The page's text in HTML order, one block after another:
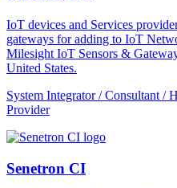
IoT devices and Services
gateways for adding to IoT
Milesight IoT Sensors &
United States.
System Integrator / Consultant /
Provider
Senetron CI